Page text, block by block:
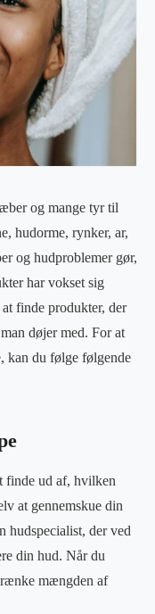
og mange tyr til
hudorme, rynker, ar,
og hudproblemer gør,
har vokset sig
finde produkter, der
døjer med. For at
kan du følge følgende
finde ud af, hvilken
at gennemskue din
hudspecialist, der ved
din hud. Når du
mængden af